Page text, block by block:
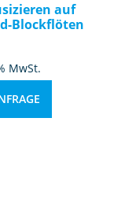
auf
Blockflöten
MwSt.